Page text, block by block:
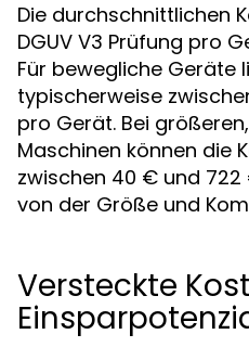
Die durchschnittlichen
DGUV V3 Prüfung pro
Für bewegliche Geräte
typischerweise
pro Gerät. Bei
Maschinen können die
zwischen 40 € und
von der Größe und
Versteckte